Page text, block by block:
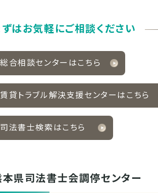
ずはお気軽にご相談ください
総合相談センターはこちら
賃貸トラブル解決支援センターはこちら
司法書士検索はこちら
本県司法書士会調停センター